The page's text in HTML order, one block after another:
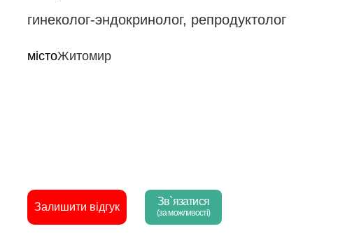
гинеколог-эндокринолог, репродуктолог
містоЖитомир
Залишити відгук Зв`язатися
(за можливості)